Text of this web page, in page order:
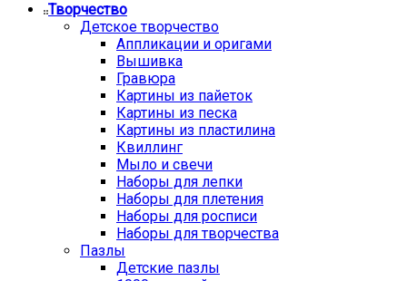
Творчество
Детское творчество
Аппликации и оригами
Вышивка
Гравюра
Картины из пайеток
Картины из песка
Картины из пластилина
Квиллинг
Мыло и свечи
Наборы для лепки
Наборы для плетения
Наборы для росписи
Наборы для творчества
Пазлы
Детские пазлы